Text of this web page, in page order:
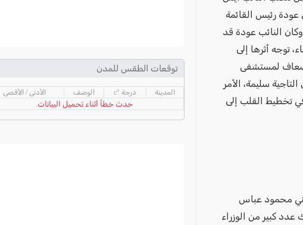
عودة رئيس القائمة
النائب عودة قد
توجه أثرها إلى
إسعاف لمستشفى
سليمة، الأمر
تخطيط القلب إلى
محمود عباس
عدد كبير من الوزراء
توقعات الطقس للمدن
المدينة درجة °c الوصف الأدنى / الأقصى
حدث خطأ أثناء تحميل البيانات.